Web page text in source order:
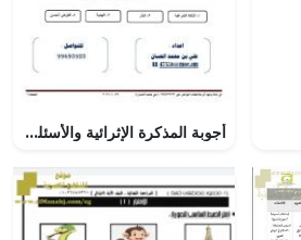
أجوبة المذكرة الإثرائية والأسئلة الملخصة في الوحدة الثالثة (الفقه) (تربية اسلامية) العاشر